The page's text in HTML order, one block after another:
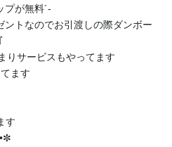
が無料︎´-
トなのでお引渡しの際ダンボー
りサービスもやってます
ます
す